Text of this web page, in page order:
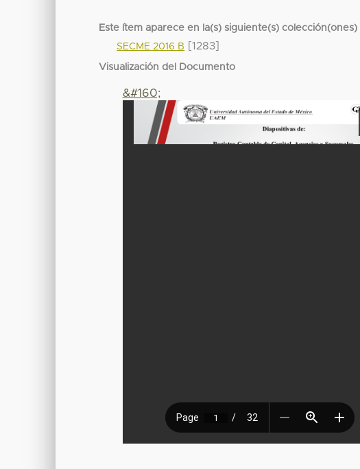
Este ítem aparece en la(s) siguiente(s) colección(ones)
SECME 2016 B
[1283]
Visualización del Documento
&#160;